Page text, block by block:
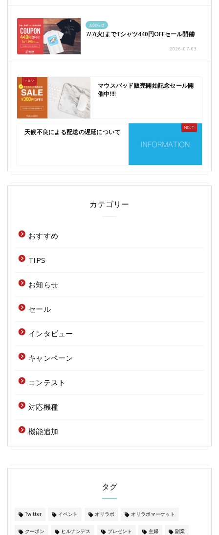
お知らせ
7/7(火)までTシャツ440円OFFセール開催!
2026-07-03
マウスパッド販売開始記念セール開
催中!!!!
天候不良による配送の遅延について
カテゴリー
おすすめ
TIPS
お知らせ
セール
インタビュー
キャンペーン
コンテスト
対応機種
機能追加
タグ
Twitter イベント オリラボ オリラボマーケット
クーポン ヒルナンデス プレゼント 主婦 副業